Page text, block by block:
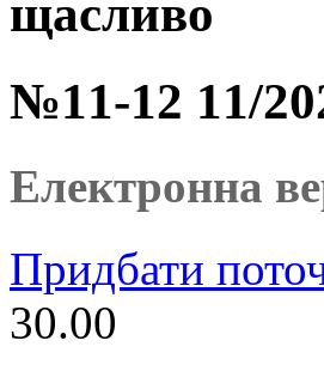
щасливо
№11-12 11/
Електронна
Придбати
30.00